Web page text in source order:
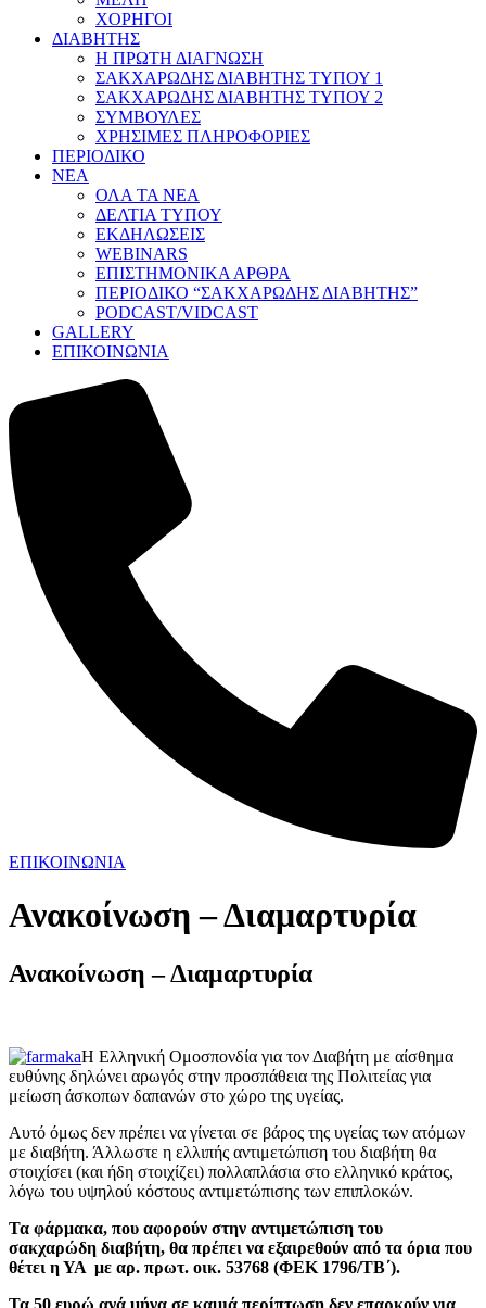
ΧΟΡΗΓΟΙ
ΔΙΑΒΗΤΗΣ
Η ΠΡΩΤΗ ΔΙΑΓΝΩΣΗ
ΣΑΚΧΑΡΩΔΗΣ ΔΙΑΒΗΤΗΣ ΤΥΠΟΥ 1
ΣΑΚΧΑΡΩΔΗΣ ΔΙΑΒΗΤΗΣ ΤΥΠΟΥ 2
ΣΥΜΒΟΥΛΕΣ
ΧΡΗΣΙΜΕΣ ΠΛΗΡΟΦΟΡΙΕΣ
ΠΕΡΙΟΔΙΚΟ
ΝΕΑ
ΟΛΑ ΤΑ ΝΕΑ
ΔΕΛΤΙΑ ΤΥΠΟΥ
ΕΚΔΗΛΩΣΕΙΣ
WEBINARS
ΕΠΙΣΤΗΜΟΝΙΚΑ ΑΡΘΡΑ
ΠΕΡΙΟΔΙΚΟ “ΣΑΚΧΑΡΩΔΗΣ ΔΙΑΒΗΤΗΣ”
PODCAST/VIDCAST
GALLERY
ΕΠΙΚΟΙΝΩΝΙΑ
ΕΠΙΚΟΙΝΩΝΙΑ
Ανακοίνωση – Διαμαρτυρία
Ανακοίνωση – Διαμαρτυρία
Η Ελληνική Ομοσπονδία για τον Διαβήτη με αίσθημα
ευθύνης δηλώνει αρωγός στην προσπάθεια της Πολιτείας για
μείωση άσκοπων δαπανών στο χώρο της υγείας.
Αυτό όμως δεν πρέπει να γίνεται σε βάρος της υγείας των ατόμων
με διαβήτη. Άλλωστε η ελλιπής αντιμετώπιση του διαβήτη θα
στοιχίσει (και ήδη στοιχίζει) πολλαπλάσια στο ελληνικό κράτος,
λόγω του υψηλού κόστους αντιμετώπισης των επιπλοκών.
Τα φάρμακα, που αφορούν στην αντιμετώπιση του
σακχαρώδη διαβήτη, θα πρέπει να εξαιρεθούν από τα όρια που
θέτει η ΥΑ με αρ. πρωτ. οικ. 53768 (ΦΕΚ 1796/ΤΒ΄).
Τα 50 ευρώ ανά μήνα σε καμιά περίπτωση δεν επαρκούν για